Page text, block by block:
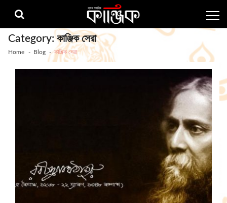
navigation
content
Category:কাঞ্জিক সেরা
Home Blog কাঞ্জিক সেরা